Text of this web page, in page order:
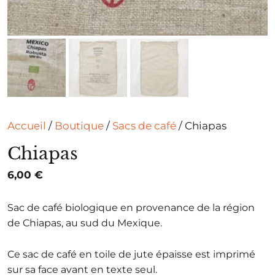
Accueil / Boutique / Sacs de café / Chiapas
Chiapas
6,00 €
Sac de café biologique en provenance de la région
de Chiapas, au sud du Mexique.
Ce sac de café en toile de jute épaisse est imprimé
sur sa face avant en texte seul.